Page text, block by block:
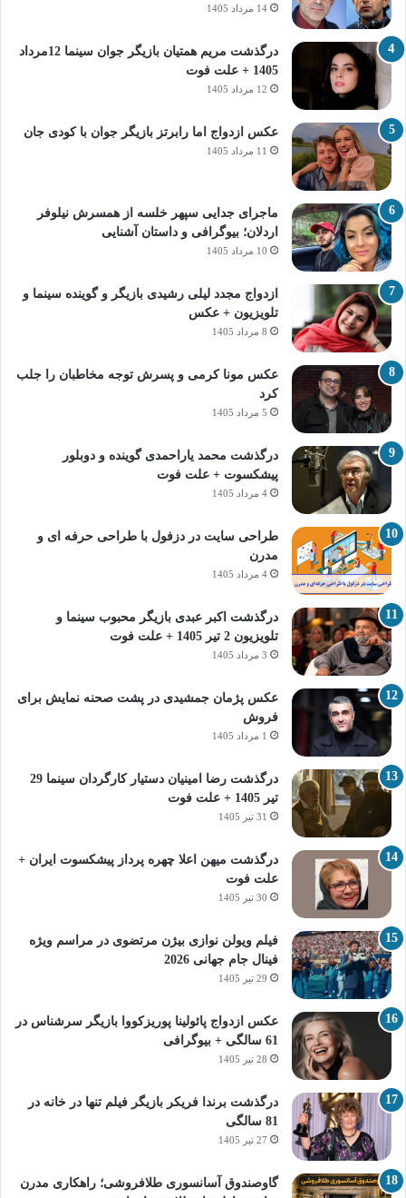
14 مرداد 1405
درگذشت مریم همتیان بازیگر جوان سینما 12مرداد
1405 + علت فوت
12 مرداد 1405
عکس ازدواج اما رابرتز بازیگر جوان با کودی جان
11 مرداد 1405
ماجرای جدایی سپهر خلسه از همسرش نیلوفر
اردلان؛ بیوگرافی و داستان آشنایی
10 مرداد 1405
ازدواج مجدد لیلی رشیدی بازیگر و گوینده سینما و
تلویزیون + عکس
8 مرداد 1405
عکس مونا کرمی و پسرش توجه مخاطبان را جلب
کرد
5 مرداد 1405
درگذشت محمد یاراحمدی گوینده و دوبلور
پیشکسوت + علت فوت
4 مرداد 1405
طراحی سایت در دزفول با طراحی حرفه‌ ای و
مدرن
4 مرداد 1405
درگذشت اکبر عبدی بازیگر محبوب سینما و
تلویزیون 2 تیر 1405 + علت فوت
3 مرداد 1405
عکس پژمان جمشیدی در پشت صحنه نمایش برای
فروش
1 مرداد 1405
درگذشت رضا امینیان دستیار کارگردان سینما 29
تیر 1405 + علت فوت
31 تیر 1405
درگذشت میهن اعلا چهره پرداز پیشکسوت ایران +
علت فوت
30 تیر 1405
فیلم ویولن نوازی بیژن مرتضوی در مراسم ویژه
فینال جام جهانی 2026
29 تیر 1405
عکس ازدواج پائولینا پوریزکووا بازیگر سرشناس در
61 سالگی + بیوگرافی
28 تیر 1405
درگذشت برندا فریکر بازیگر فیلم تنها در خانه در
81 سالگی
27 تیر 1405
گاوصندوق آسانسوری طلافروشی؛ راهکاری مدرن